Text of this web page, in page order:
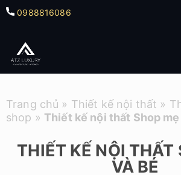
0988816086
Trang chủ » Thiết kế nội thất »
shop » Thiết kế nội thất Shop mẹ
THIẾT KẾ NỘI THẤT
VÀ BÉ